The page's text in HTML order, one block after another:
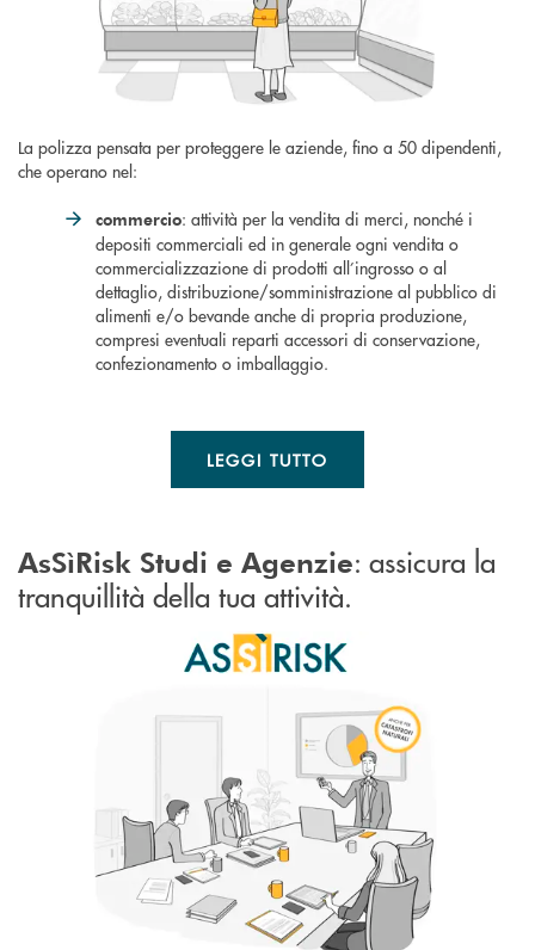
La polizza pensata per proteggere le aziende, fino a 50 dipendenti,
che operano nel:
commercio: attività per la vendita di merci, nonché i
depositi commerciali ed in generale ogni vendita o
commercializzazione di prodotti all’ingrosso o al
dettaglio, distribuzione/somministrazione al pubblico di
alimenti e/o bevande anche di propria produzione,
compresi eventuali reparti accessori di conservazione,
confezionamento o imballaggio.
LEGGI TUTTO
AsSìRisk Studi e Agenzie: assicura la
tranquillità della tua attività.